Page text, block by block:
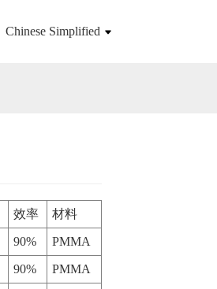
Chinese Simplified
效率 材料
90% PMMA
90% PMMA